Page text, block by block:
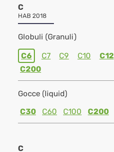
C
HAB 2018
Globuli (Granuli)
C6 C7 C9 C10 C12
C200
Gocce (liquid)
C30
C60 C100 C200
C